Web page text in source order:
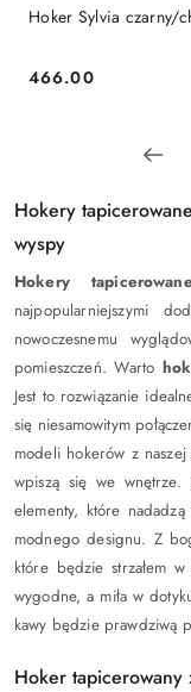
Hoker Sylvia czarny/
Cena:
466.00
Hokery
wyspy
Hokery
najpopularniejszymi
nowoczesnemu
pomieszczeń. Warto
Jest to rozwiązanie
się niesamowitym
modeli hokerów z
wpiszą się we wnętrze.
elementy, które
modnego designu. Z
które będzie strzałem w
wygodne, a miła w
kawy będzie prawdziwą
Hoker tapicerowany